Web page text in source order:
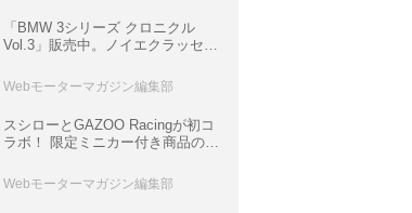
「BMW 3シリーズ クロニクル
Vol.3」販売中。ノイエクラッセか
ムック
Webモーターマガジン編集部
スシローとGAZOO Racingが初コ
ラボ！ 限定ミニカー付き商品の
ト体験があたる抽選企画などを展
Webモーターマガジン編集部